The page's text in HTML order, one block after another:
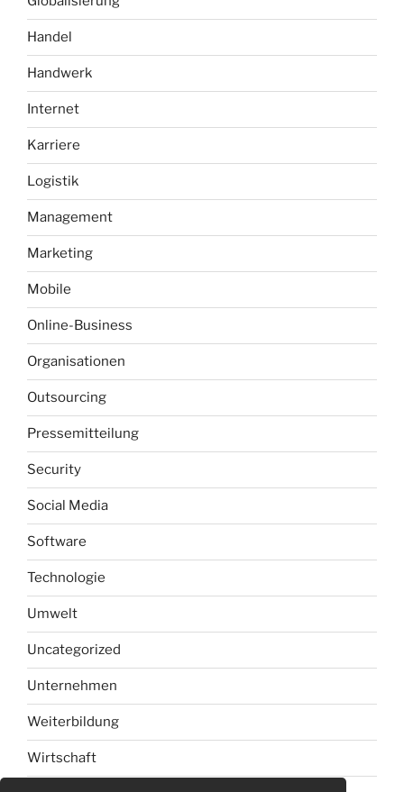
Handel
Handwerk
Internet
Karriere
Logistik
Management
Marketing
Mobile
Online-Business
Organisationen
Outsourcing
Pressemitteilung
Security
Social Media
Software
Technologie
Umwelt
Uncategorized
Unternehmen
Weiterbildung
Wirtschaft